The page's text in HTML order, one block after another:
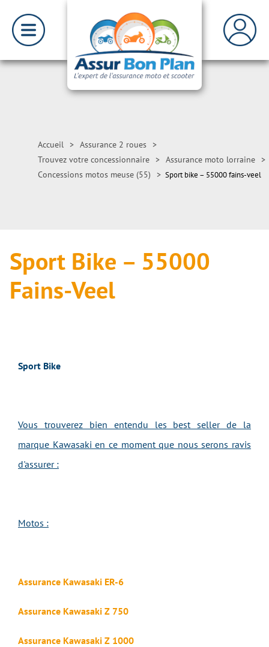
Accueil > Assurance 2 roues >
Trouvez votre concessionnaire > Assurance moto lorraine >
Concessions motos meuse (55)
> Sport bike – 55000 fains-veel
Sport Bike – 55000
Fains-Veel
Sport Bike
Vous trouverez bien entendu les best seller de la
marque Kawasaki en ce moment que nous serons ravis
d'assurer :
Motos :
Assurance Kawasaki ER-6
Assurance Kawasaki Z 750
Assurance Kawasaki Z 1000